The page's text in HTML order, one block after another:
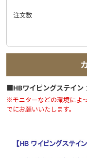
注文数
■HBワイピングステイン
※モニターなどの環境によ
でにお願いいたします。